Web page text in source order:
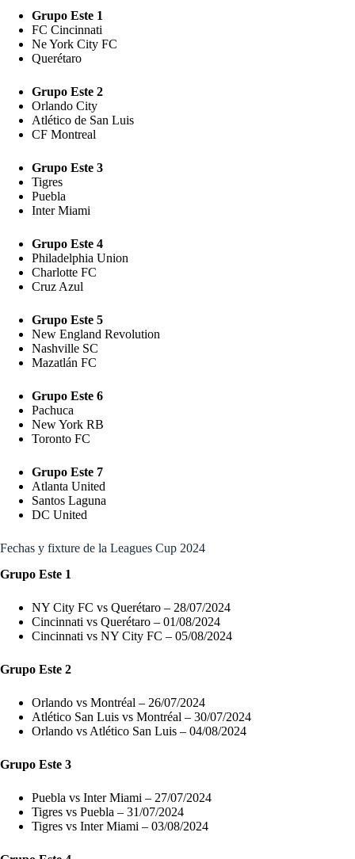
Grupo Este 1
FC Cincinnati
Ne York City FC
Querétaro
Grupo Este 2
Orlando City
Atlético de San Luis
CF Montreal
Grupo Este 3
Tigres
Puebla
Inter Miami
Grupo Este 4
Philadelphia Union
Charlotte FC
Cruz Azul
Grupo Este 5
New England Revolution
Nashville SC
Mazatlán FC
Grupo Este 6
Pachuca
New York RB
Toronto FC
Grupo Este 7
Atlanta United
Santos Laguna
DC United
Fechas y fixture de la Leagues Cup 2024
Grupo Este 1
NY City FC vs Querétaro – 28/07/2024
Cincinnati vs Querétaro – 01/08/2024
Cincinnati vs NY City FC – 05/08/2024
Grupo Este 2
Orlando vs Montréal – 26/07/2024
Atlético San Luis vs Montréal – 30/07/2024
Orlando vs Atlético San Luis – 04/08/2024
Grupo Este 3
Puebla vs Inter Miami – 27/07/2024
Tigres vs Puebla – 31/07/2024
Tigres vs Inter Miami – 03/08/2024